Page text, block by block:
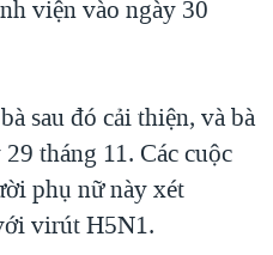
'BÊN THẮNG CUỘC'
NAM
TẠI VIỆT NAM
PHỦ VIỆT NAM
viện vào ngày 30
sau đó cải thiện, và bà
tháng 11. Các cuộc
phụ nữ này xét
virút H5N1.